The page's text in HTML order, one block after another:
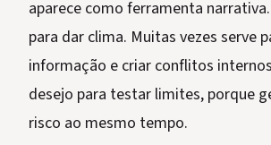
aparece como ferramenta
para dar clima. Muitas vezes serve
informação e criar conflitos
desejo para testar limites, porque
risco ao mesmo tempo.